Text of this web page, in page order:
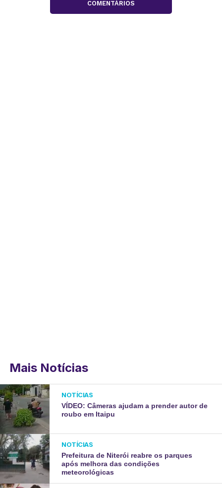
COMENTÁRIOS
Mais Notícias
NOTÍCIAS
VÍDEO: Câmeras ajudam a prender autor de
roubo em Itaipu
NOTÍCIAS
Prefeitura de Niterói reabre os parques
após melhora das condições
meteorológicas